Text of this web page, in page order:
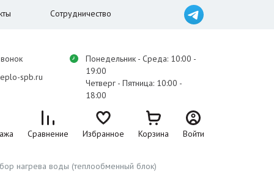
Сотрудничество
spb.ru
Понедельник - Среда: 10:00 -
19:00
Четверг - Пятница: 10:00 -
18:00
Сравнение Избранное Корзина Войти
нагрева воды (теплообменный блок)